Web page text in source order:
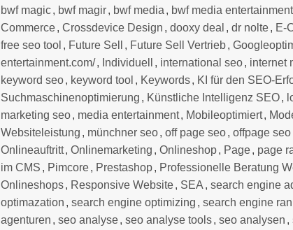
bwf magic, bwf magir, bwf media , bwf media entertainment
Commerce,Crossdevice Design ,dooxy deal ,dr nolte, E-
free seo tool , Future Sell , Future Sell Vertrieb,
entertainment.com/, Individuell , international seo, internet
keyword seo, keyword tool , Keywords, KI für den SEO-
Suchmaschinenoptimierung , Künstliche Intelligenz SEO,
marketing seo, media entertainment, Mobileoptimiert,
Websiteleistung , münchner seo,off page seo,offpage seo
Onlineauftritt,Onlinemarketing ,Onlineshop, Page, page
im CMS , Pimcore, Prestashop, Professionelle Beratung
Onlineshops, Responsive Website, SEA ,search engine
optimazation ,search engine optimizing ,search engine
agenturen ,seo analyse,seo analyse tools,seo analysen ,